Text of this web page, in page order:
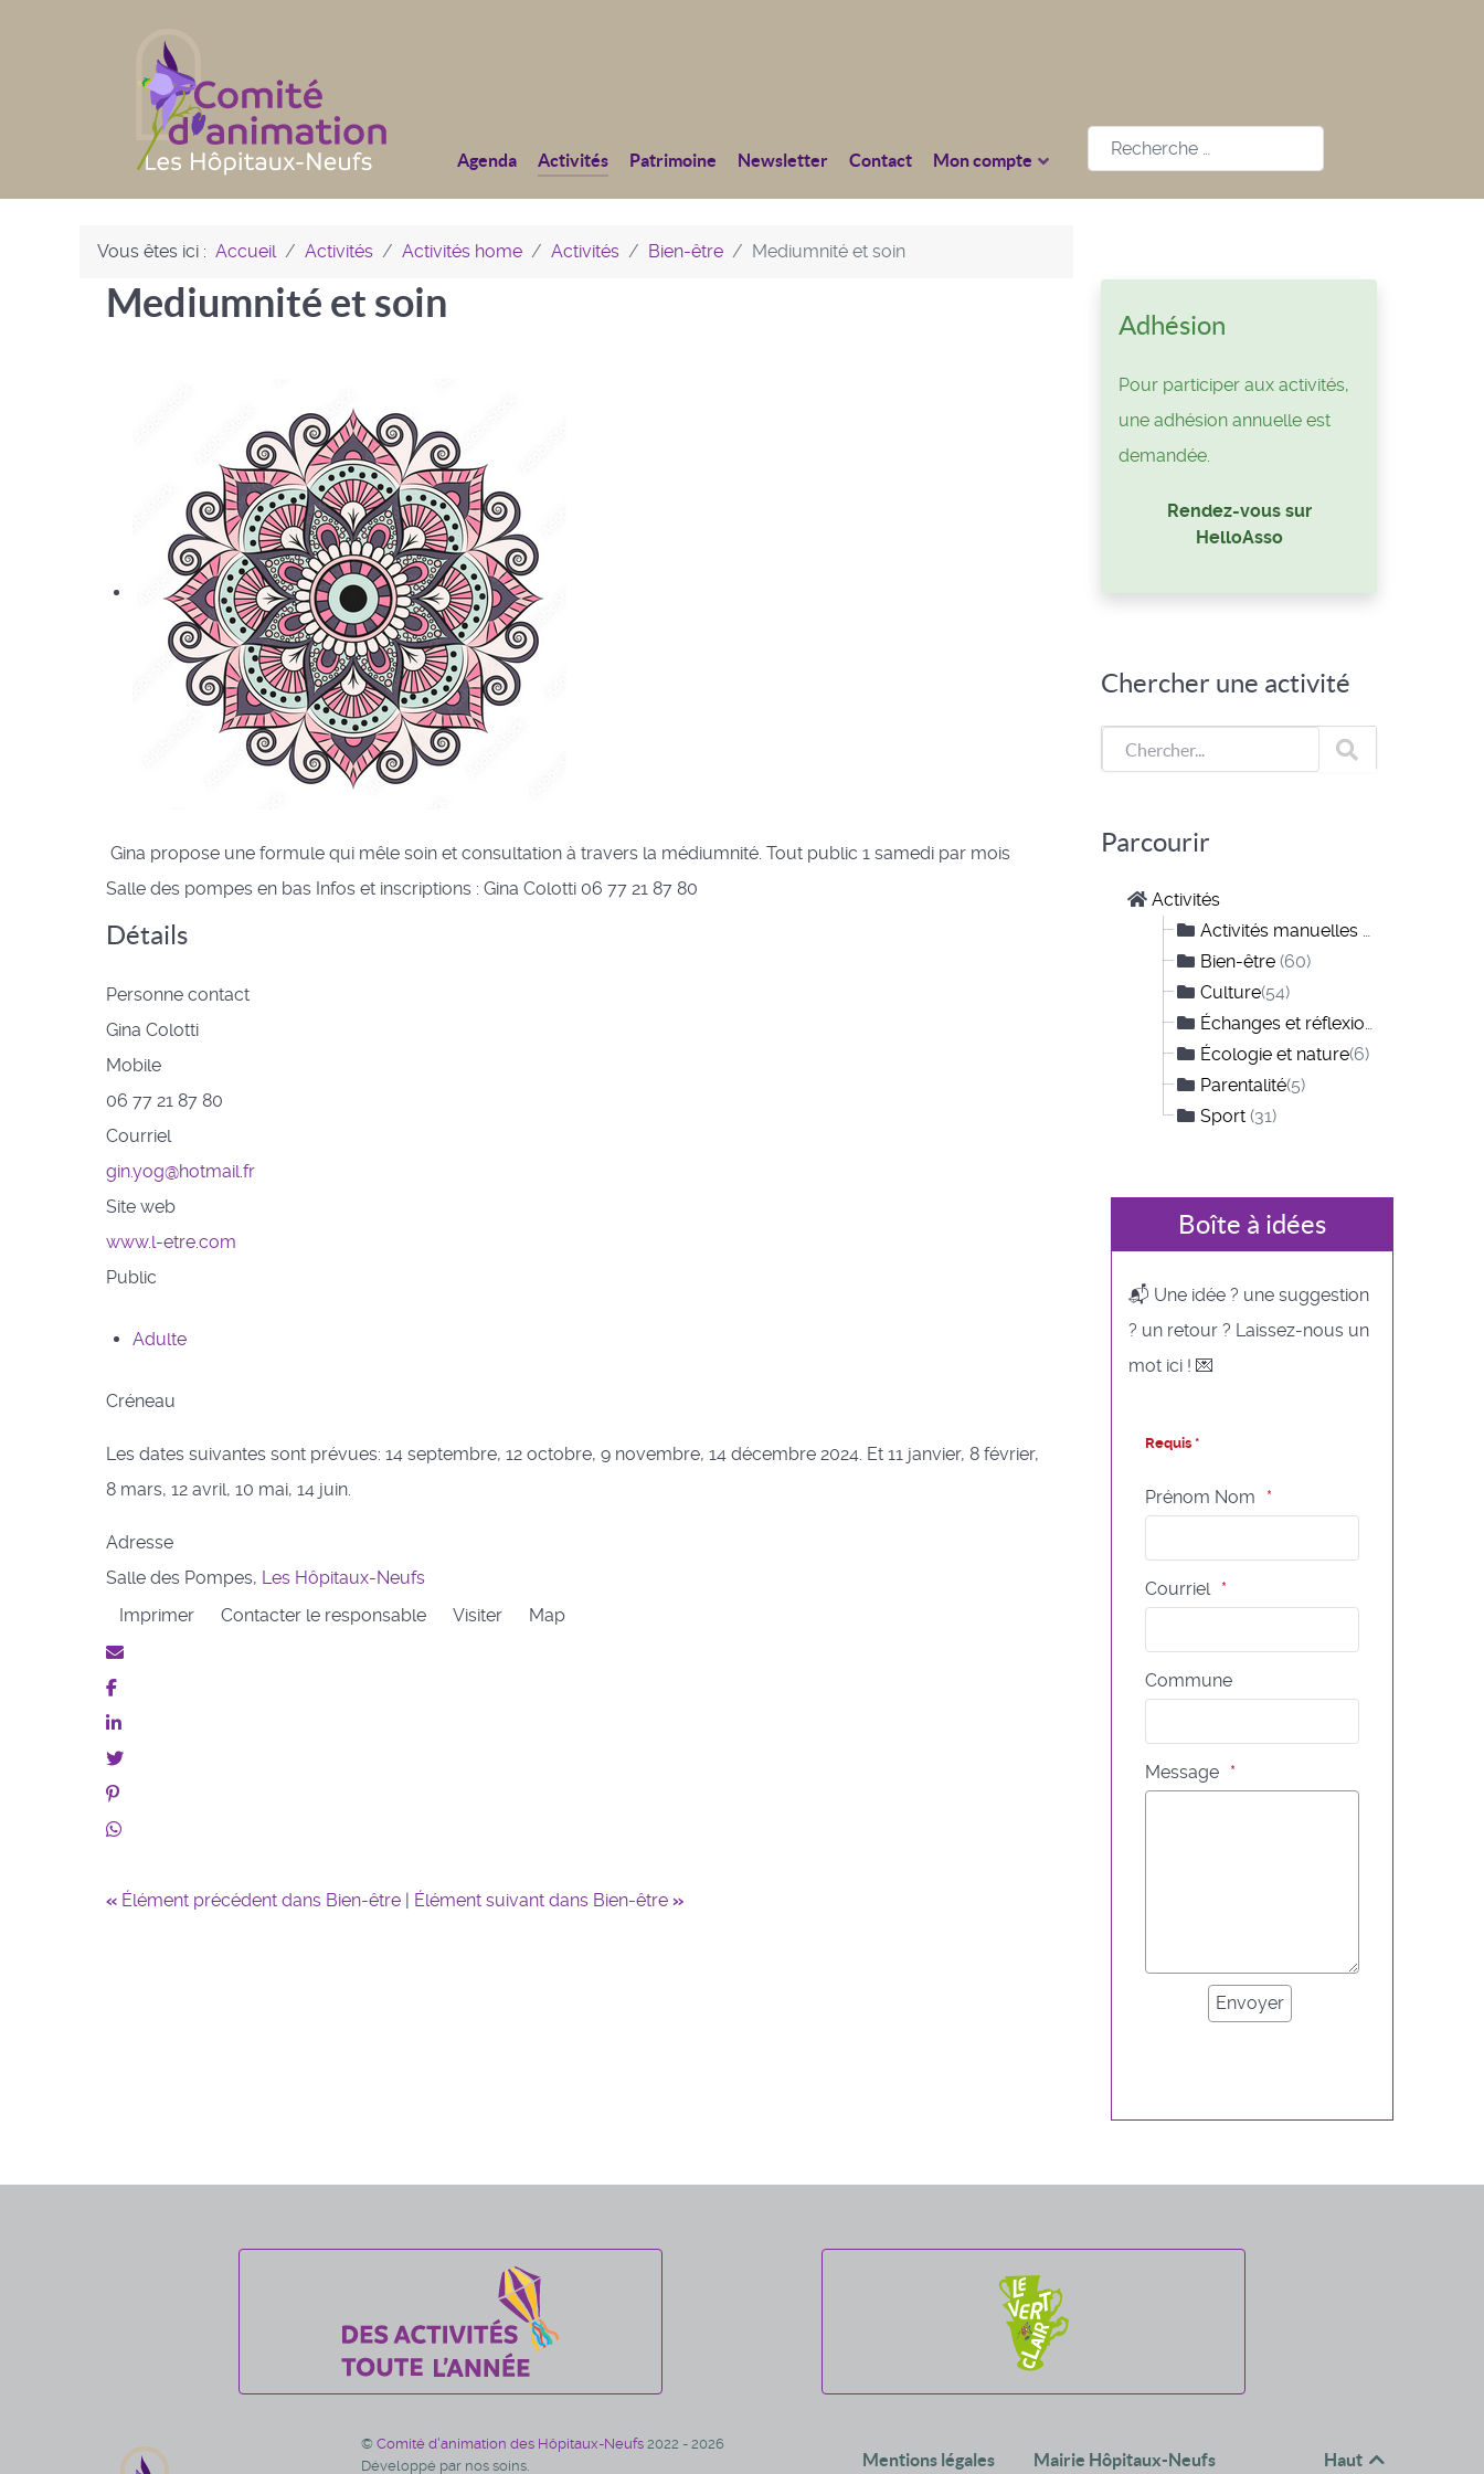
Agenda Activités Patrimoine Newsletter Contact Mon compte
Rechercher
Vous êtes ici : Accueil Activités Activités home Activités Bien-être Mediumnité et soin
Mediumnité et soin
Gina propose une formule qui mêle soin et consultation à travers la médiumnité. Tout public 1 samedi par mois
Salle des pompes en bas Infos et inscriptions : Gina Colotti 06 77 21 87 80
Détails
Personne contact
Gina Colotti
Mobile
06 77 21 87 80
Courriel
gin.yog@hotmail.fr
Site web
www.l-etre.com
Public
Adulte
Créneau
Les dates suivantes sont prévues: 14 septembre, 12 octobre, 9 novembre, 14 décembre 2024. Et 11 janvier, 8 février,
8 mars, 12 avril, 10 mai, 14 juin.
Adresse
Salle des Pompes, Les Hôpitaux-Neufs
Imprimer
Contacter le responsable Visiter Map
« Élément précédent dans Bien-être | Élément suivant dans Bien-être »
Adhésion
Pour participer aux activités,
une adhésion annuelle est
demandée.
Rendez-vous sur
HelloAsso
Chercher une activité
Parcourir
Activités
Activités manuelles et créatives
Bien-être (60)
Culture(54)
Échanges et réflexions
Écologie et nature(6)
Parentalité(5)
Sport (31)
Boîte à idées
📬 Une idée ? une suggestion
? un retour ? Laissez-nous un
mot ici ! 💌
Requis *
Prénom Nom
Courriel
Commune
Message
© Comité d'animation des Hôpitaux-Neufs 2022 - 2026
Développé par nos soins.
Mentions légales Mairie Hôpitaux-Neufs Haut